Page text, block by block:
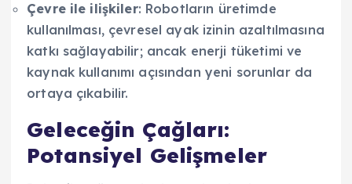
Çevre ile ilişkiler: Robotların üretimde
kullanılması, çevresel ayak izinin azaltılmasına
katkı sağlayabilir; ancak enerji tüketimi ve
kaynak kullanımı açısından yeni sorunlar da
ortaya çıkabilir.
Geleceğin Çağları:
Potansiyel Gelişmeler